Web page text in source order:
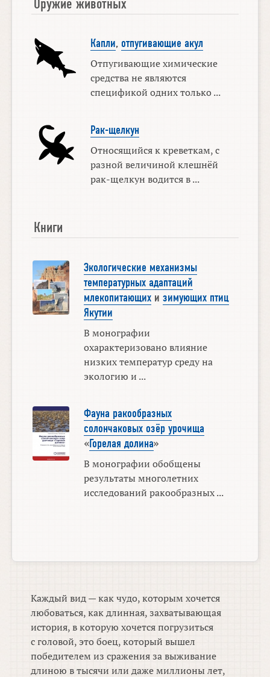
Оружие животных
Капли, отпугивающие акул
Отпугивающие химические
средства не являются
спецификой одних только ...
Рак-щелкун
Относящийся к креветкам, с
разной величиной клешнёй
рак-щелкун водится в ...
Книги
Экологические механизмы
температурных адаптаций
млекопитающихи зимующих птиц
Якутии
В монографии
охарактеризовано влияние
низких температур среду на
экологию и ...
Фауна ракообразных
солончаковых озёр урочища
«Горелая долина»
В монографии обобщены
результаты многолетних
исследований ракообразных ...
Каждый вид — как чудо, которым хочется
любоваться, как длинная, захватывающая
история, в которую хочется погрузиться
с головой, это боец, который вышел
победителем из сражения за выживание
длиною в тысячи или даже миллионы лет,